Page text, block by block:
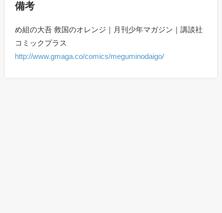
備考
め組の大吾 救国のオレンジ｜月刊少年マガジン｜講談社
コミックプラス
http://www.gmaga.co/comics/meguminodaigo/